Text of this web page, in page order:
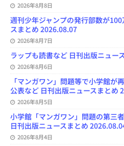
2026年8月8日
週刊少年ジャンプの発行部数が
スまとめ 2026.08.07
2026年8月7日
ラップも読書など 日刊出版ニュー
2026年8月6日
「マンガワン」問題等で小学館が
公表など 日刊出版ニュースまとめ
2026年8月5日
小学館「マンガワン」問題の第三
日刊出版ニュースまとめ
2026年8月4日